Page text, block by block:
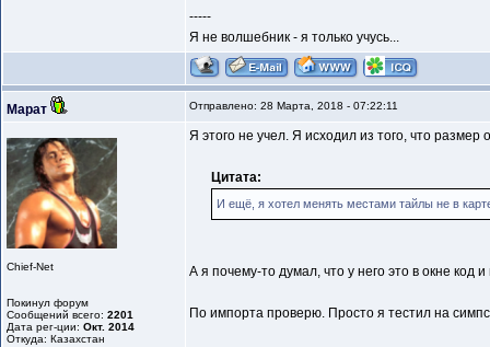
-----
Я не волшебник - я только учусь...
Марат Отправлено: 28 Марта, 2018 - 07:22:11
Chief-Net
Покинул форум
Сообщений всего: 2201
Дата рег-ции: Окт. 2014
Откуда: Казахстан
Я этого не учел. Я исходил из того, что
Цитата:
И ещё, я хотел менять местами тайлы не в
А я почему-то думал, что у него это в окне
По импорта проверю. Просто я тестил на